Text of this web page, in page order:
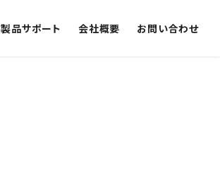
製品サポート 会社概要 お問い合わせ